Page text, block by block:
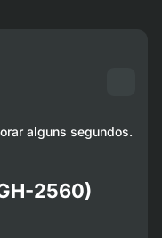
alguns segundos.
2560)